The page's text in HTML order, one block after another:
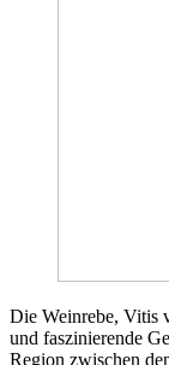
Die Weinrebe, Vitis
und faszinierende
Region zwischen